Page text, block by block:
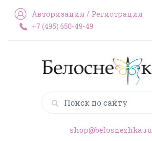
Авторизация / Регистрация
+7 (495) 650-49-49
shop@belosnezhka.ru